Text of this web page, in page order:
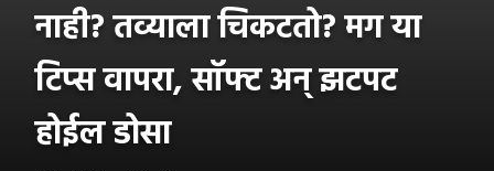
नाही? तव्याला चिकटतो? मग या
टिप्स वापरा, सॉफ्ट अन् झटपट
होईल डोसा